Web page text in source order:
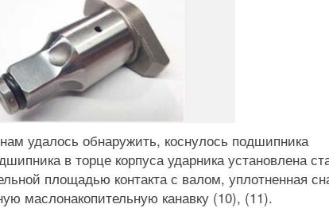
удалось обнаружить, коснулось подшипника
в торце корпуса ударника установлена
площадью контакта с валом, уплотненная
маслонакопительную канавку (10), (11).